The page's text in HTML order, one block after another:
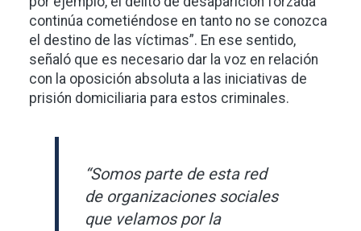
continúa cometiéndose en tanto no se conozca
el destino de las víctimas”. En ese sentido,
señaló que es necesario dar la voz en relación
con la oposición absoluta a las iniciativas de
prisión domiciliaria para estos criminales.
“Somos parte de esta red
de organizaciones sociales
que velamos por la